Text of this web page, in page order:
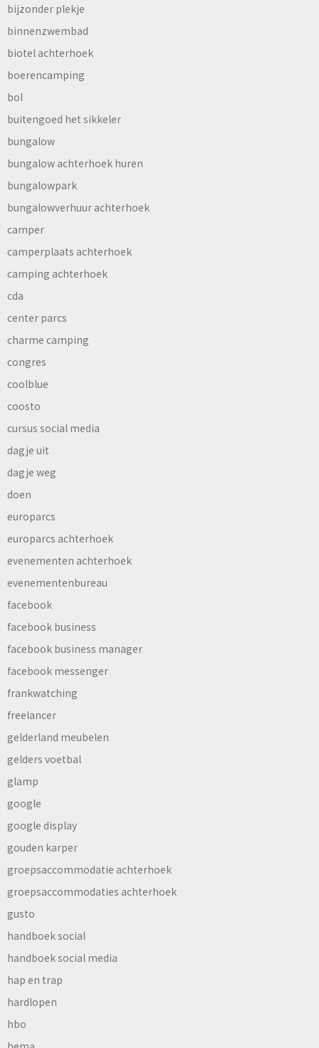
bijzonder plekje
binnenzwembad
biotel achterhoek
boerencamping
bol
buitengoed het sikkeler
bungalow
bungalow achterhoek huren
bungalowpark
bungalowverhuur achterhoek
camper
camperplaats achterhoek
camping achterhoek
cda
center parcs
charme camping
congres
coolblue
coosto
cursus social media
dagje uit
dagje weg
doen
europarcs
europarcs achterhoek
evenementen achterhoek
evenementenbureau
facebook
facebook business
facebook business manager
facebook messenger
frankwatching
freelancer
gelderland meubelen
gelders voetbal
glamp
google
google display
gouden karper
groepsaccommodatie achterhoek
groepsaccommodaties achterhoek
gusto
handboek social
handboek social media
hap en trap
hardlopen
hbo